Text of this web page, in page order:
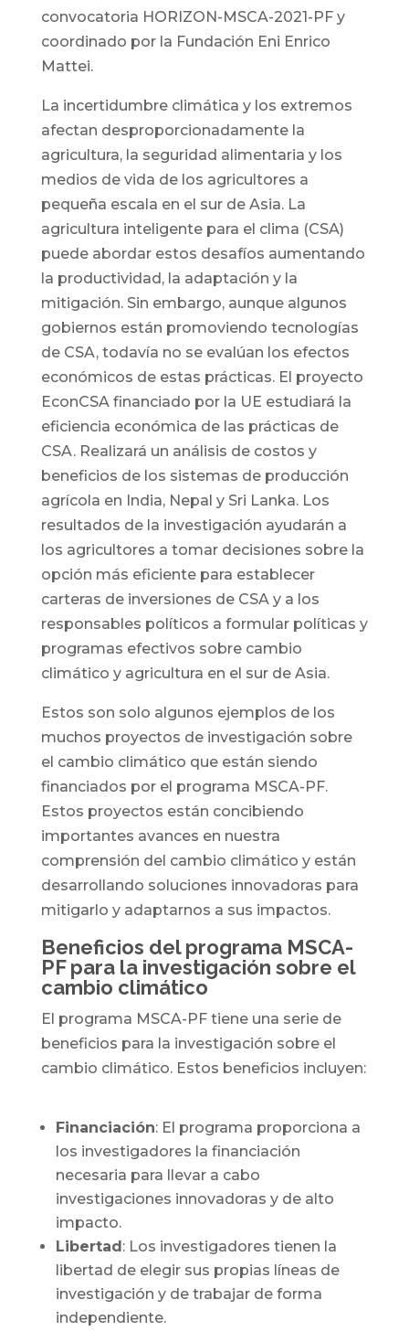
convocatoria HORIZON-MSCA-2021-PF y
coordinado por la Fundación Eni Enrico
Mattei.
La incertidumbre climática y los extremos
afectan desproporcionadamente la
agricultura, la seguridad alimentaria y los
medios de vida de los agricultores a
pequeña escala en el sur de Asia. La
agricultura inteligente para el clima (CSA)
puede abordar estos desafíos aumentando
la productividad, la adaptación y la
mitigación. Sin embargo, aunque algunos
gobiernos están promoviendo tecnologías
de CSA, todavía no se evalúan los efectos
económicos de estas prácticas. El proyecto
EconCSA financiado por la UE estudiará la
eficiencia económica de las prácticas de
CSA. Realizará un análisis de costos y
beneficios de los sistemas de producción
agrícola en India, Nepal y Sri Lanka. Los
resultados de la investigación ayudarán a
los agricultores a tomar decisiones sobre la
opción más eficiente para establecer
carteras de inversiones de CSA y a los
responsables políticos a formular políticas y
programas efectivos sobre cambio
climático y agricultura en el sur de Asia.
Estos son solo algunos ejemplos de los
muchos proyectos de investigación sobre
el cambio climático que están siendo
financiados por el programa MSCA-PF.
Estos proyectos están concibiendo
importantes avances en nuestra
comprensión del cambio climático y están
desarrollando soluciones innovadoras para
mitigarlo y adaptarnos a sus impactos.
Beneficios del programa MSCA-
PF para la investigación sobre el
cambio climático
El programa MSCA-PF tiene una serie de
beneficios para la investigación sobre el
cambio climático. Estos beneficios incluyen:
Financiación: El programa proporciona a
los investigadores la financiación
necesaria para llevar a cabo
investigaciones innovadoras y de alto
impacto.
Libertad: Los investigadores tienen la
libertad de elegir sus propias líneas de
investigación y de trabajar de forma
independiente.